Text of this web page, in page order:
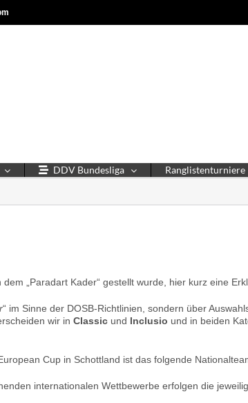
DDV Bundesliga Ranglistenturniere
„Paradart Kader“ gestellt wurde, hier kurz eine
“ im Sinne der DOSB-Richtlinien, sondern über
wir in Classicund Inclusio und in beiden
Cup in Schottland ist das folgende
internationalen Wettbewerbe erfolgen die